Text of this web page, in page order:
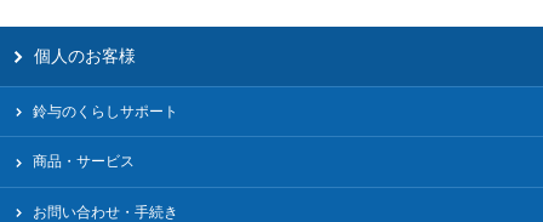
個人のお客様
鈴与のくらしサポート
商品・サービス
お問い合わせ・手続き